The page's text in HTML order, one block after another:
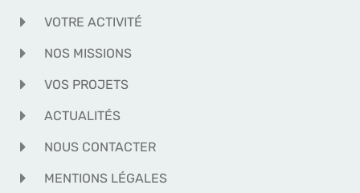
VOTRE ACTIVITÉ
NOS MISSIONS
VOS PROJETS
ACTUALITÉS
NOUS CONTACTER
MENTIONS LÉGALES